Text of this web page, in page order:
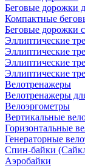
Беговые дорожки
Компактные
Беговые дорожки
Эллиптические
Эллиптические
Эллиптические
Эллиптические
Велотренажеры
Велотренажеры
Велоэргометры
Вертикальные
Горизонтальные
Генераторные
Спин-байки
Аэробайки